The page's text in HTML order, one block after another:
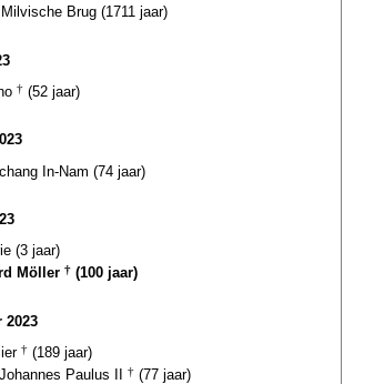
Brug (1711 jaar)
† (52 jaar)
In-Nam (74 jaar)
(3 jaar)
Möller † (100 jaar)
2023
† (189 jaar)
Paulus II
† (77 jaar)